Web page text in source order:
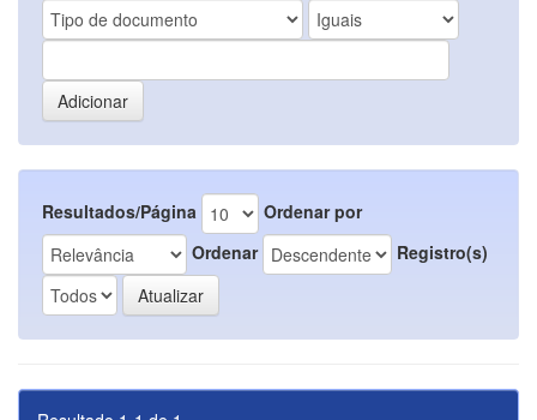
Resultados/Página
Ordenar por
Ordenar
Registro(s)